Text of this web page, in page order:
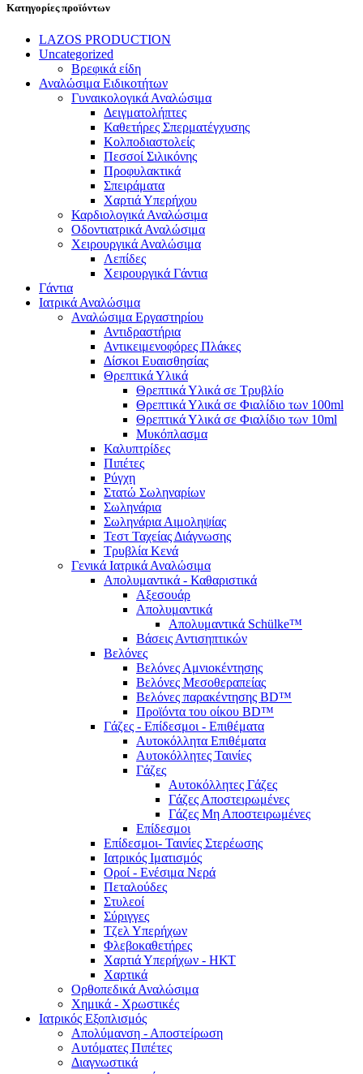
Κατηγορίες προϊόντων
LAZOS PRODUCTION
Uncategorized
Βρεφικά είδη
Αναλώσιμα Ειδικοτήτων
Γυναικολογικά Αναλώσιμα
Δειγματολήπτες
Καθετήρες Σπερματέγχυσης
Κολποδιαστολείς
Πεσσοί Σιλικόνης
Προφυλακτικά
Σπειράματα
Χαρτιά Υπερήχου
Καρδιολογικά Αναλώσιμα
Οδοντιατρικά Αναλώσιμα
Χειρουργικά Αναλώσιμα
Λεπίδες
Χειρουργικά Γάντια
Γάντια
Ιατρικά Αναλώσιμα
Αναλώσιμα Εργαστηρίου
Αντιδραστήρια
Αντικειμενοφόρες Πλάκες
Δίσκοι Ευαισθησίας
Θρεπτικά Υλικά
Θρεπτικά Υλικά σε Τρυβλίο
Θρεπτικά Υλικά σε Φιαλίδιο των 100ml
Θρεπτικά Υλικά σε Φιαλίδιο των 10ml
Μυκόπλασμα
Καλυπτρίδες
Πιπέτες
Ρύγχη
Στατώ Σωληναρίων
Σωληνάρια
Σωληνάρια Αιμοληψίας
Τεστ Ταχείας Διάγνωσης
Τρυβλία Κενά
Γενικά Ιατρικά Αναλώσιμα
Απολυμαντικά - Καθαριστικά
Αξεσουάρ
Απολυμαντικά
Απολυμαντικά Schülke™
Βάσεις Αντισηπτικών
Βελόνες
Βελόνες Αμνιοκέντησης
Βελόνες Μεσοθεραπείας
Βελόνες παρακέντησης BD™
Προϊόντα του οίκου BD™
Γάζες - Επίδεσμοι - Επιθέματα
Αυτοκόλλητα Επιθέματα
Αυτοκόλλητες Ταινίες
Γάζες
Αυτοκόλλητες Γάζες
Γάζες Αποστειρωμένες
Γάζες Μη Αποστειρωμένες
Επίδεσμοι
Επίδεσμοι- Ταινίες Στερέωσης
Ιατρικός Ιματισμός
Οροί - Ενέσιμα Νερά
Πεταλούδες
Στυλεοί
Σύριγγες
Τζελ Υπερήχων
Φλεβοκαθετήρες
Χαρτιά Υπερήχων - ΗΚΤ
Χαρτικά
Ορθοπεδικά Αναλώσιμα
Χημικά - Χρωστικές
Ιατρικός Εξοπλισμός
Απολύμανση - Αποστείρωση
Αυτόματες Πιπέτες
Διαγνωστικά